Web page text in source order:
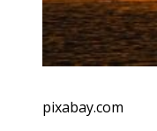
pixabay.com